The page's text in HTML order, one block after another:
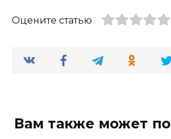
Оцените статью
Вам также может